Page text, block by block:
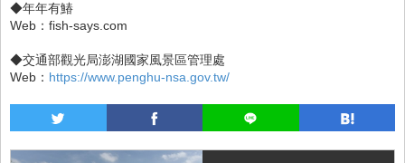
◆年年有鰆
Web：fish-says.com
◆交通部觀光局澎湖國家風景區管理處
Web： https://www.penghu-nsa.gov.tw/